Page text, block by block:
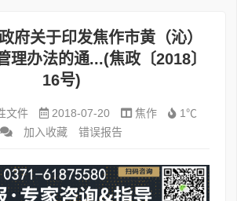
府关于印发焦作市黄（沁）
理办法的通...(焦政〔2018〕
16号)
文件 2018-07-20 焦作
1℃
加入收藏
错误报告